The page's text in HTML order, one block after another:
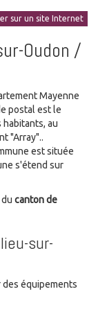
sur un site Internet
Oudon /
Mayenne
postal est le
habitants, au
"Array"..
est située
s'étend sur
canton de
sur-
équipements